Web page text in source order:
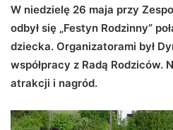
d
a
a
i
l
W niedzielę 26 maja przy
odbył się „Festyn Rodzinny”
dziecka. Organizatorami był
współpracy z Radą Rodziców.
atrakcji i nagród.